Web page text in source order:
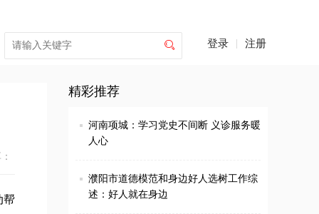
注册
登录

帮
精彩推荐
河南项城：学习党史不间断 义诊服务暖
人心
濮阳市道德模范和身边好人选树工作综
述：好人就在身边